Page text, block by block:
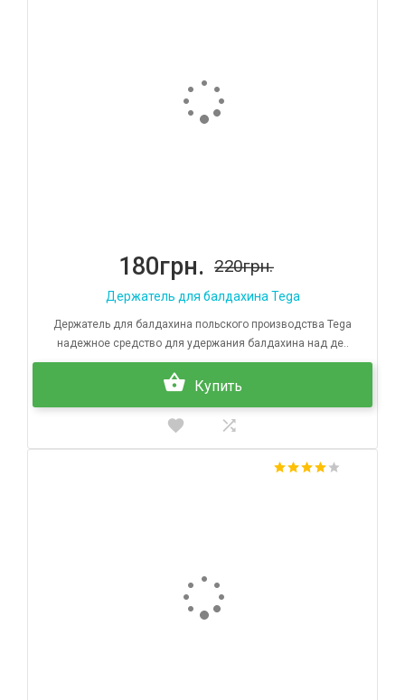
180грн. 220грн.
Держатель для балдахина Tega
Держатель для балдахина польского производства Tega
надежное средство для удержания балдахина над де..
Купить